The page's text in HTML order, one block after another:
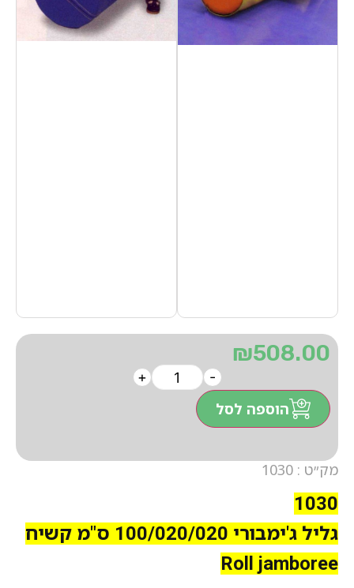
מק״ט : 1030
1030
גליל ג'ימבורי 100/020/020 ס"מ קשיח
Roll jamboree
₪508.00
-
+
הוספה לסל